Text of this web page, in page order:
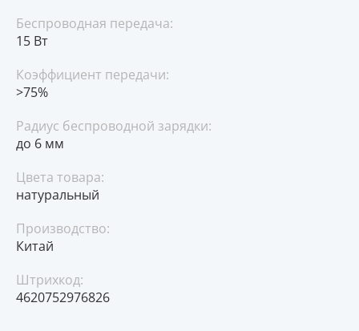
Беспроводная передача:
15 Вт
Коэффициент передачи:
>75%
Радиус беспроводной зарядки:
до 6 мм
Цвета товара:
натуральный
Производство:
Китай
Штрихкод:
4620752976826